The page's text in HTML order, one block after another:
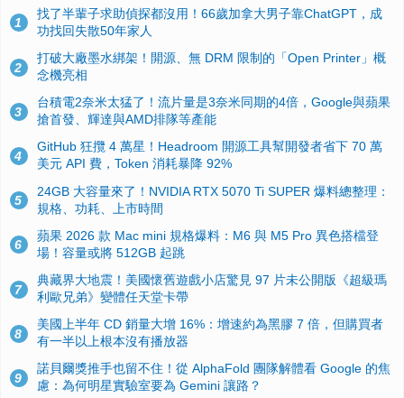
1
找了半輩子求助偵探都沒用！66歲加拿大男子靠ChatGPT，成
功找回失散50年家人
2
打破大廠墨水綁架！開源、無 DRM 限制的「Open Printer」概
念機亮相
3
台積電2奈米太猛了！流片量是3奈米同期的4倍，Google與蘋果
搶首發、輝達與AMD排隊等產能
4
GitHub 狂攬 4 萬星！Headroom 開源工具幫開發者省下 70 萬
美元 API 費，Token 消耗暴降 92%
5
24GB 大容量來了！NVIDIA RTX 5070 Ti SUPER 爆料總整理：
規格、功耗、上市時間
6
蘋果 2026 款 Mac mini 規格爆料：M6 與 M5 Pro 異色搭檔登
場！容量或將 512GB 起跳
7
典藏界大地震！美國懷舊遊戲小店驚見 97 片未公開版《超級瑪
利歐兄弟》變體任天堂卡帶
8
美國上半年 CD 銷量大增 16%：增速約為黑膠 7 倍，但購買者
有一半以上根本沒有播放器
9
諾貝爾獎推手也留不住！從 AlphaFold 團隊解體看 Google 的焦
慮：為何明星實驗室要為 Gemini 讓路？